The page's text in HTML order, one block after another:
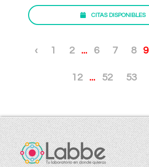
CITAS DISPONIBLES
‹ 1 2 ... 6 7 8 9
12 ... 52 53